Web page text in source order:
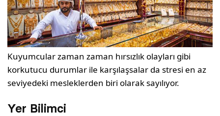
Kuyumcular zaman zaman hırsızlık olayları gibi
korkutucu durumlar ile karşılaşsalar da stresi en az
seviyedeki mesleklerden biri olarak sayılıyor.
Yer Bilimci